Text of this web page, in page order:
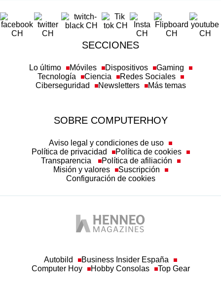
SECCIONES
Lo último Móviles Dispositivos
Gaming
Tecnología
Ciencia
Redes Sociales
Ciberseguridad
Newsletters Más temas
SOBRE COMPUTERHOY
Aviso legal y condiciones de uso
Política de privacidad
Política de cookies
Transparencia
Política de afiliación
Misión y valores
Suscripción
Configuración de cookies
Autobild
Business Insider España
Computer Hoy
Hobby Consolas Top Gear